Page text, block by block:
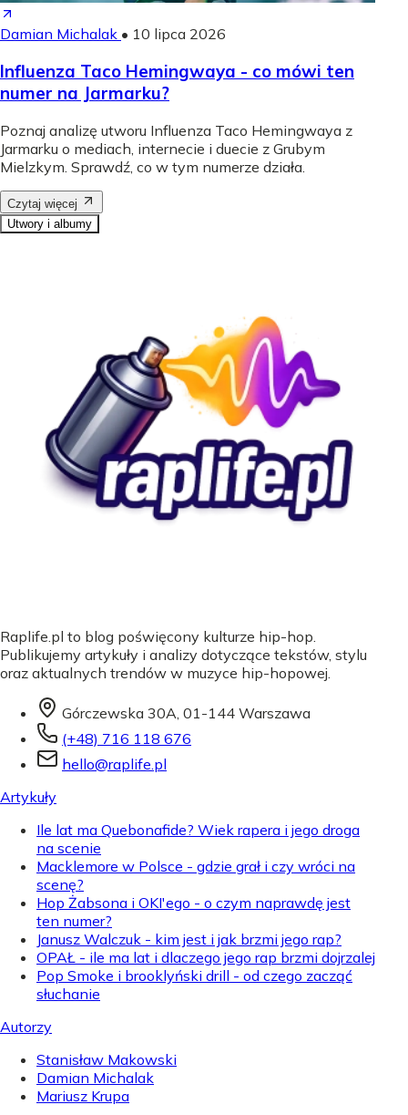
Damian Michalak • 10 lipca 2026
Influenza Taco Hemingwaya - co mówi ten
numer na Jarmarku?
Poznaj analizę utworu Influenza Taco Hemingwaya z
Jarmarku o mediach, internecie i duecie z Grubym
Mielzkym. Sprawdź, co w tym numerze działa.
Czytaj więcej
Utwory i albumy
Raplife.pl to blog poświęcony kulturze hip-hop.
Publikujemy artykuły i analizy dotyczące tekstów, stylu
oraz aktualnych trendów w muzyce hip-hopowej.
Górczewska 30A, 01-144 Warszawa
(+48) 716 118 676
hello@raplife.pl
Artykuły
Ile lat ma Quebonafide? Wiek rapera i jego droga
na scenie
Macklemore w Polsce - gdzie grał i czy wróci na
scenę?
Hop Żabsona i OKI'ego - o czym naprawdę jest
ten numer?
Janusz Walczuk - kim jest i jak brzmi jego rap?
OPAŁ - ile ma lat i dlaczego jego rap brzmi dojrzalej
Pop Smoke i brooklyński drill - od czego zacząć
słuchanie
Autorzy
Stanisław Makowski
Damian Michalak
Mariusz Krupa